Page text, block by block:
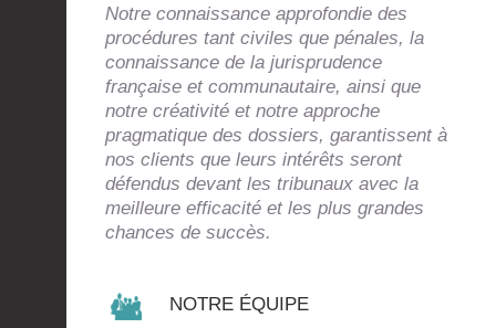
Notre connaissance approfondie des
procédures tant civiles que pénales, la
connaissance de la jurisprudence
française et communautaire, ainsi que
notre créativité et notre approche
pragmatique des dossiers, garantissent à
nos clients que leurs intérêts seront
défendus devant les tribunaux avec la
meilleure efficacité et les plus grandes
chances de succès.
NOTRE ÉQUIPE